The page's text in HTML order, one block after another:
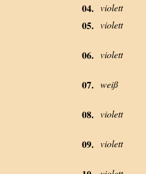
04. violett
05. violett
06. violett
07. weiß
08. violett
09. violett